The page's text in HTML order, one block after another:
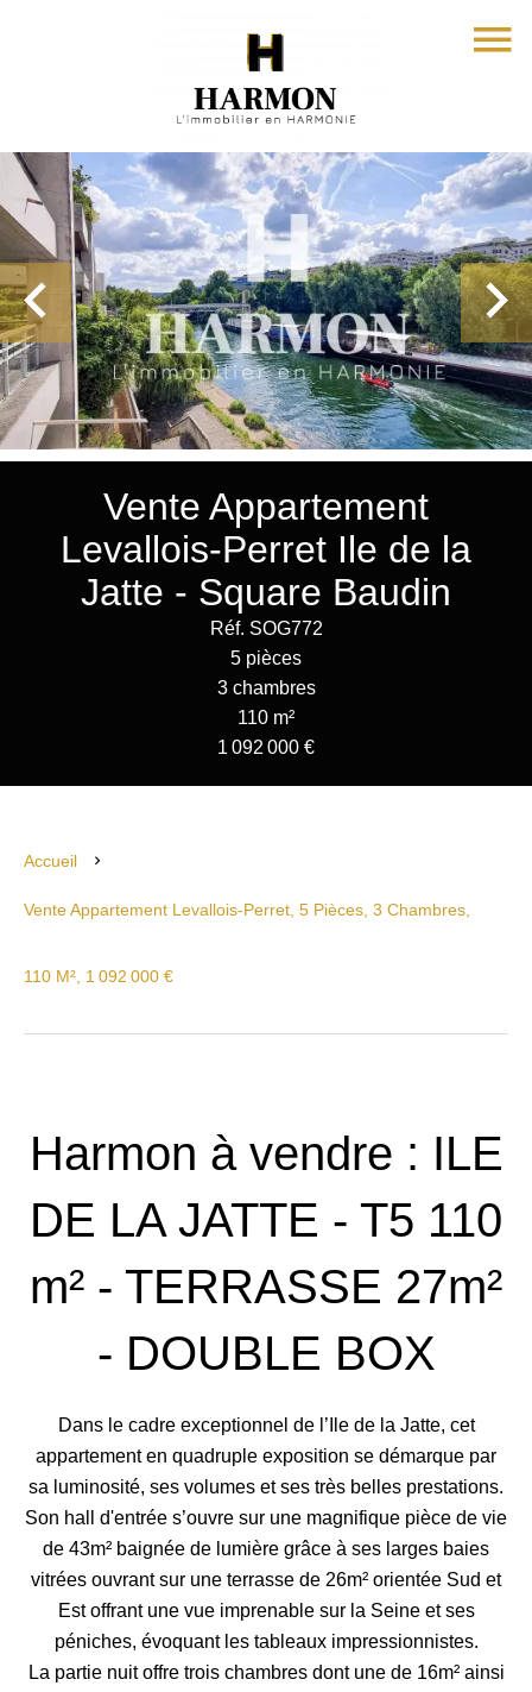
Vente Appartement
Levallois-Perret Ile de la
Jatte - Square Baudin
Réf. SOG772
5 pièces
3 chambres
110 m²
1 092 000 €
Accueil
Vente Appartement Levallois-Perret, 5 Pièces, 3 Chambres,
110 M², 1 092 000 €
Harmon à vendre : ILE
DE LA JATTE - T5 110
m² - TERRASSE 27m²
- DOUBLE BOX
Dans le cadre exceptionnel de l’Ile de la Jatte, cet
appartement en quadruple exposition se démarque par
sa luminosité, ses volumes et ses très belles prestations.
Son hall d'entrée s’ouvre sur une magnifique pièce de vie
de 43m² baignée de lumière grâce à ses larges baies
vitrées ouvrant sur une terrasse de 26m² orientée Sud et
Est offrant une vue imprenable sur la Seine et ses
péniches, évoquant les tableaux impressionnistes.
La partie nuit offre trois chambres dont une de 16m² ainsi